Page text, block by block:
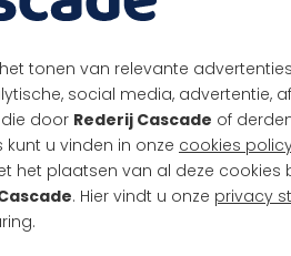
tonen van relevante
social media, advertentie,
door Rederij Cascade of
u vinden in onze cookies
het plaatsen van al deze cookies
. Hier vindt u onze privacy